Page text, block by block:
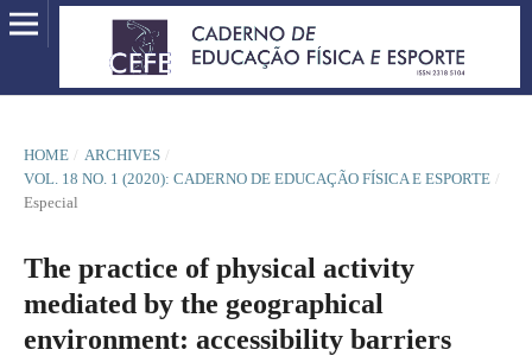
HOME / ARCHIVES /
VOL. 18 NO. 1 (2020): CADERNO DE EDUCAÇÃO FÍSICA E ESPORTE /
Especial
The practice of physical activity
mediated by the geographical
environment: accessibility barriers